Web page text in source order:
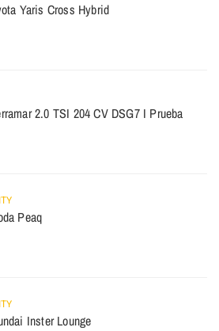
Yaris Cross Hybrid
2.0 TSI 204 CV DSG7 I Prueba
Peaq
Inster Lounge